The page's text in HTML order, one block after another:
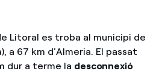
Litoral es troba al municipi de
a 67 km d'Almeria. El passat
dur a terme la desconnexió